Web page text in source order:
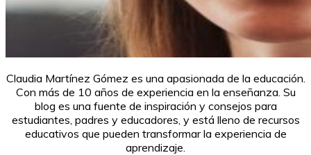
Claudia Martínez Gómez es una apasionada de la educación.
Con más de 10 años de experiencia en la enseñanza. Su
blog es una fuente de inspiración y consejos para
estudiantes, padres y educadores, y está lleno de recursos
educativos que pueden transformar la experiencia de
aprendizaje.